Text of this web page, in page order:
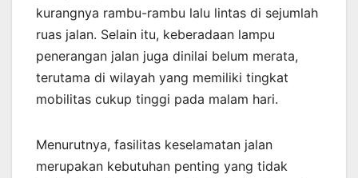
kurangnya rambu-rambu lalu lintas di sejumlah
ruas jalan. Selain itu, keberadaan lampu
penerangan jalan juga dinilai belum merata,
terutama di wilayah yang memiliki tingkat
mobilitas cukup tinggi pada malam hari.
Menurutnya, fasilitas keselamatan jalan
merupakan kebutuhan penting yang tidak